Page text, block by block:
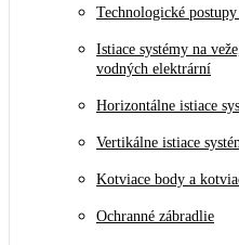
Technologické
Istiace systémy na
vodných elektrární
Horizontálne istiace
Vertikálne istiace
Kotviace body a
Ochranné zábradlie